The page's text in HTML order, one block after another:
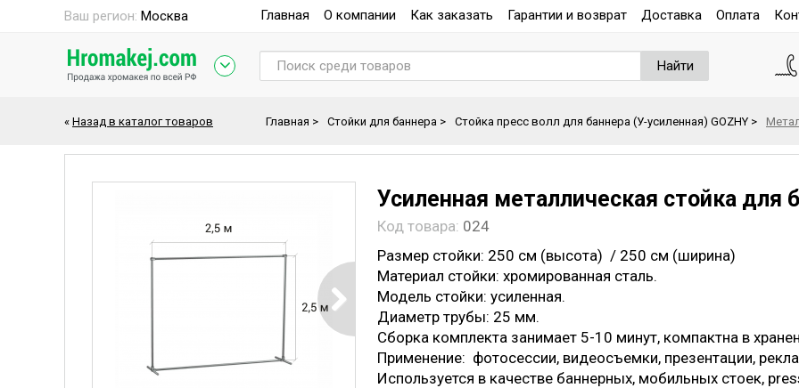
Ваш регион: Москва Главная О компании Как заказать Гарантии и возврат Доставка Оплата
Найти
« Назад в каталог товаров Главная > Стойки для баннера > Стойка пресс волл для баннера (У-усиленная) GOZHY >
Усиленная металлическая стойка для
Код товара: 024
Размер стойки: 250 см (высота) / 250 см (ширина)
Материал стойки: хромированная сталь.
Модель стойки: усиленная.
Диаметр трубы: 25 мм.
Cборка комплекта занимает 5-10 минут, компактна в
Применение: фотосессии, видеосъемки, презентации,
Используется в качестве баннерных, мобильных стоек,